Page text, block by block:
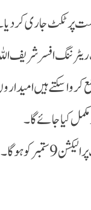
پر ٹکٹ جاری
9 ستمبر کو ہوگا،دوسری جانب
امیدوار 30 اگست تک کاغذات